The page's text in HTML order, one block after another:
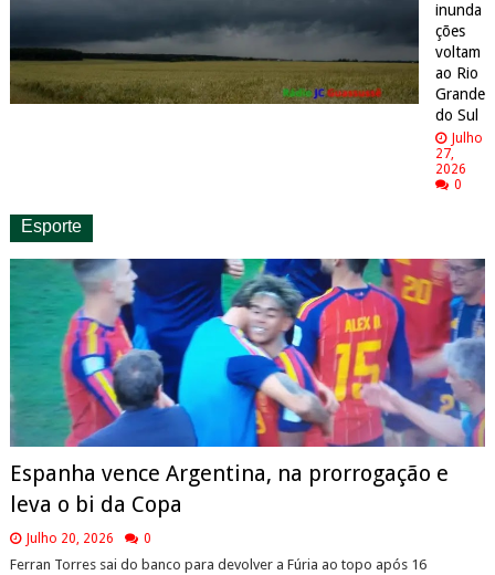
inunda
ções
voltam
ao Rio
Grande
do Sul
Julho
27,
2026
0
Esporte
Espanha vence Argentina, na prorrogação e
leva o bi da Copa
Julho 20, 2026 0
Ferran Torres sai do banco para devolver a Fúria ao topo após 16